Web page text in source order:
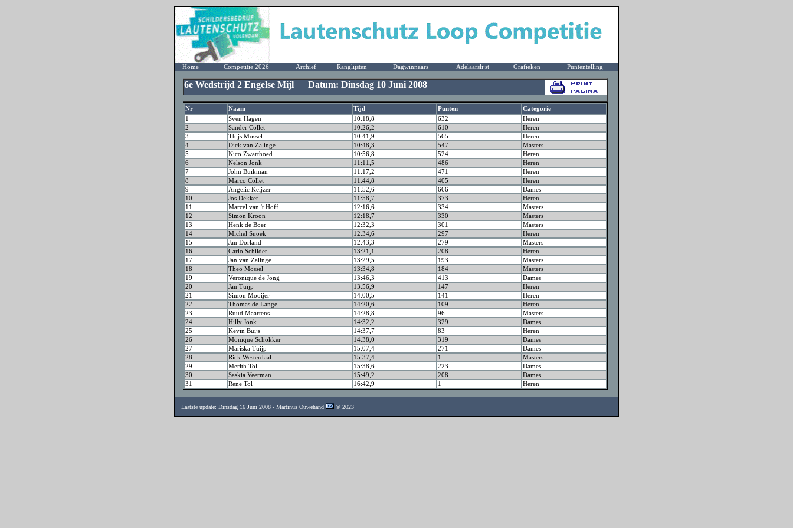
Home Competitie 2026 Archief Ranglijsten Dagwinnaars Adelaarslijst Grafieken Puntentelling
6e Wedstrijd 2 Engelse Mijl Datum: Dinsdag 10 Juni 2008
Nr Naam Tijd Punten
Categorie
1
Sven Hagen 10:18,8 632
Heren
2
Sander Collet 10:26,2 610
Heren
3
Thijs Mossel 10:41,9 565
Heren
4
Dick van Zalinge 10:48,3 547
Masters
5
Nico Zwarthoed 10:56,8 524
Heren
6
Nelson Jonk 11:11,5 486
Heren
7
John Buikman 11:17,2 471
Heren
8
Marco Collet 11:44,8 405
Heren
9
Angelic Keijzer 11:52,6 666
Dames
10
Jos Dekker 11:58,7 373
Heren
11
Marcel van 't Hoff 12:16,6 334
Masters
12
Simon Kroon 12:18,7 330
Masters
13
Henk de Boer 12:32,3 301
Masters
14
Michel Snoek 12:34,6 297
Heren
15
Jan Dorland 12:43,3 279
Masters
16
Carlo Schilder 13:21,1 208
Heren
17
Jan van Zalinge 13:29,5 193
Masters
18
Theo Mossel 13:34,8 184
Masters
19
Veronique de Jong 13:46,3 413
Dames
20
Jan Tuijp 13:56,9 147
Heren
21
Simon Mooijer 14:00,5 141
Heren
22
Thomas de Lange 14:20,6 109
Heren
23
Ruud Maartens 14:28,8 96
Masters
24
Hilly Jonk 14:32,2 329
Dames
25
Kevin Buijs 14:37,7 83
Heren
26
Monique Schokker 14:38,0 319
Dames
27
Mariska Tuijp 15:07,4 271
Dames
28
Rick Westerdaal 15:37,4 1
Masters
29
Merith Tol 15:38,6 223
Dames
30
Saskia Veerman 15:49,2 208
Dames
31
Rene Tol 16:42,9 1 Heren
Laatste update: Dinsdag 16 Juni 2008 - Martinus Ouwehand © 2023